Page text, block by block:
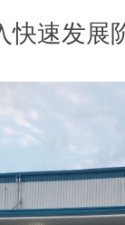
快速发展